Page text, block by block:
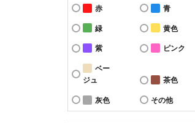
赤 青
緑 黄色
紫 ピンク
ベー
ジュ
茶色
灰色 その他